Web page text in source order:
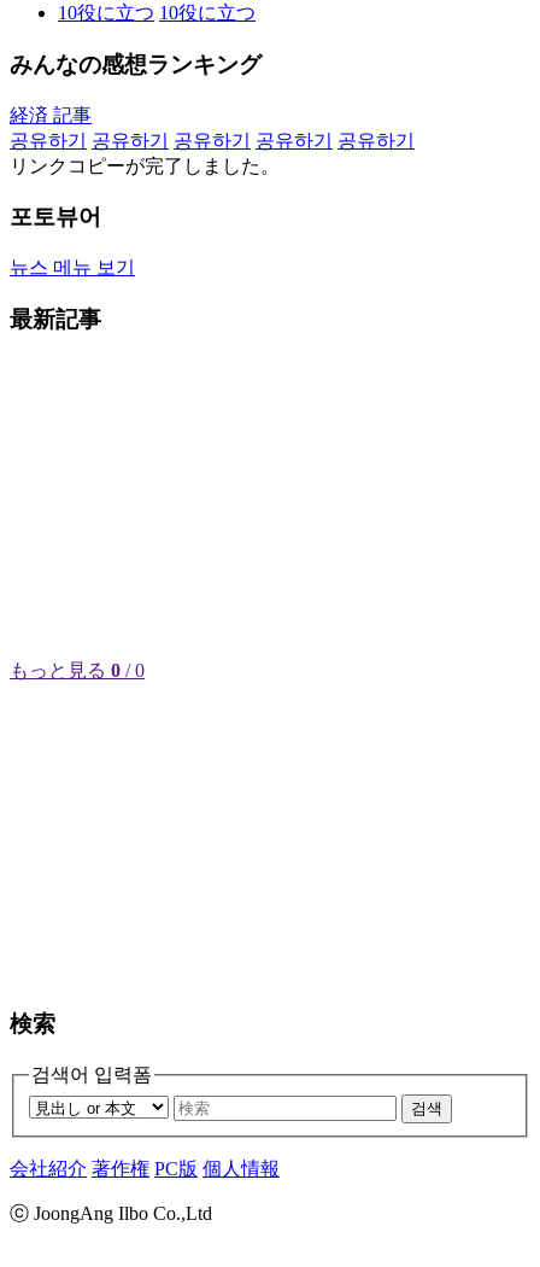
10役に立つ 10役に立つ
みんなの感想ランキング
経済 記事
공유하기
공유하기 공유하기 공유하기
공유하기
リンクコピーが完了しました。
포토뷰어
뉴스 메뉴 보기
最新記事
もっと見る 0 / 0
検索
검색어 입력폼
검색
会社紹介 著作権 PC版 個人情報
ⓒ JoongAng Ilbo Co.,Ltd